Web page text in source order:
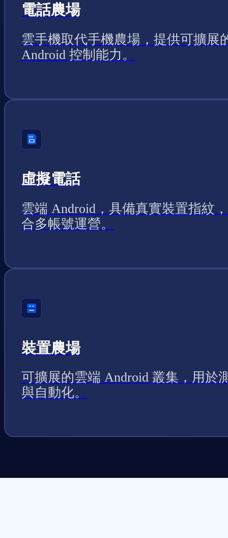
電話農場
雲手機取代手機農場，提供可擴展
Android 控制能力。
虛擬電話
雲端 Android，具備真實裝置指紋
合多帳號運營。
裝置農場
可擴展的雲端 Android 叢集，用於
與自動化。